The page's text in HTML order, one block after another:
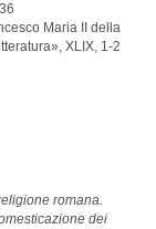
Maria II della
XLIX, 1-2
romana.
dei